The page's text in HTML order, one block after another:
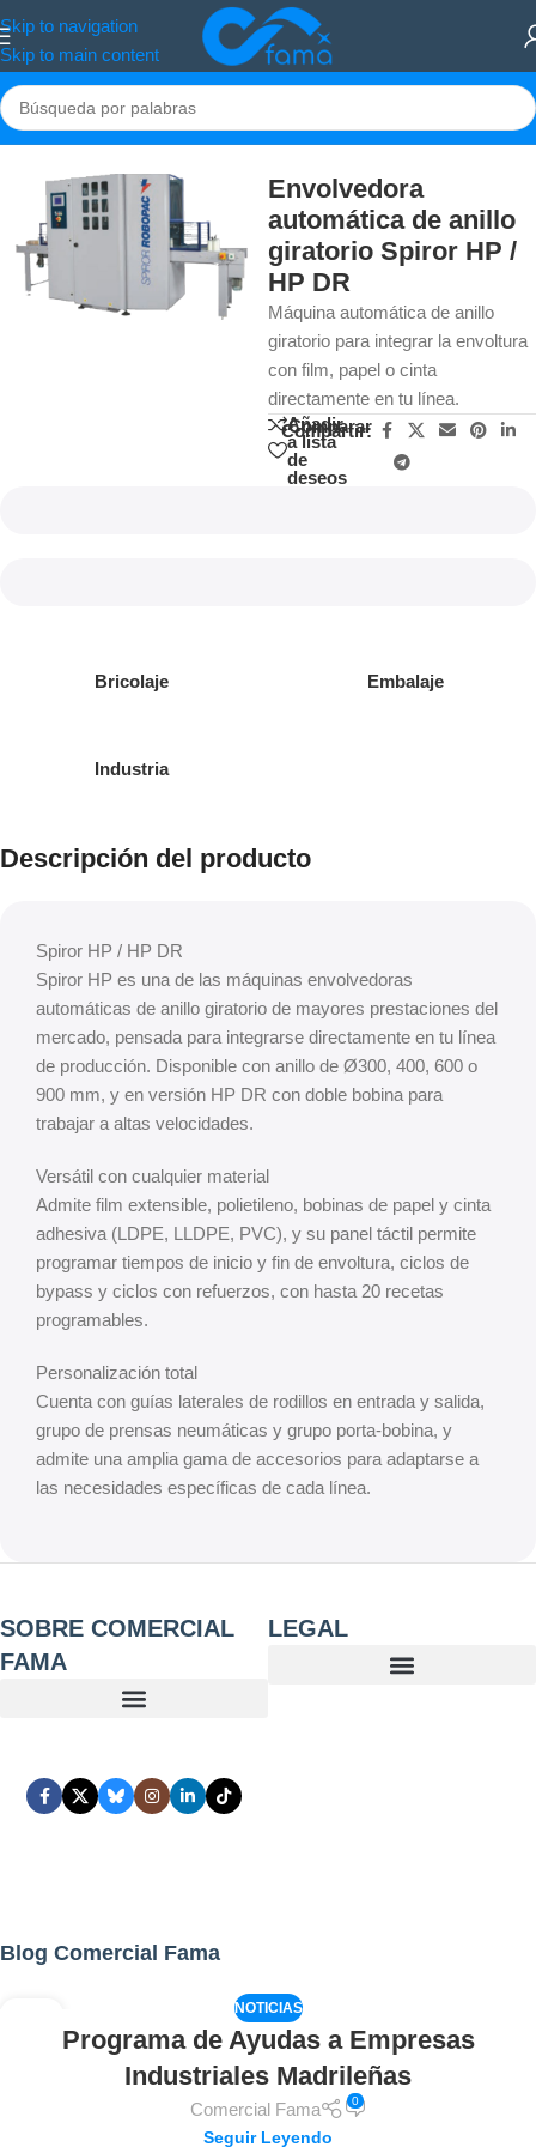
Skip to navigation
Skip to main content
Inicio/Maquinaria
Envolvedora
automática de anillo
giratorio Spiror HP /
HP DR
Máquina automática de anillo
giratorio para integrar la envoltura
con film, papel o cinta
directamente en tu línea.
Comparar
Añadir
a lista
de
deseos
Compartir:
Bricolaje Embalaje
Industria
Descripción del producto
Spiror HP / HP DR
Spiror HP es una de las máquinas envolvedoras
automáticas de anillo giratorio de mayores prestaciones del
mercado, pensada para integrarse directamente en tu línea
de producción. Disponible con anillo de Ø300, 400, 600 o
900 mm, y en versión HP DR con doble bobina para
trabajar a altas velocidades.
Versátil con cualquier material
Admite film extensible, polietileno, bobinas de papel y cinta
adhesiva (LDPE, LLDPE, PVC), y su panel táctil permite
programar tiempos de inicio y fin de envoltura, ciclos de
bypass y ciclos con refuerzos, con hasta 20 recetas
programables.
Personalización total
Cuenta con guías laterales de rodillos en entrada y salida,
grupo de prensas neumáticas y grupo porta-bobina, y
admite una amplia gama de accesorios para adaptarse a
las necesidades específicas de cada línea.
SOBRE COMERCIAL
FAMA
LEGAL
Blog Comercial Fama
NOTICIAS
Programa de Ayudas a Empresas
Industriales Madrileñas
Comercial Fama 0
Seguir Leyendo